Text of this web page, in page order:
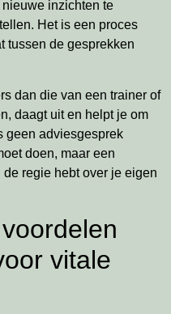
inzichten te
Het is een proces
tussen de gesprekken
dan die van een trainer of
daagt uit en helpt je om
geen adviesgesprek
doen, maar een
regie hebt over je eigen
vitale